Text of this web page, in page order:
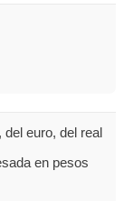
euro, del real
en pesos